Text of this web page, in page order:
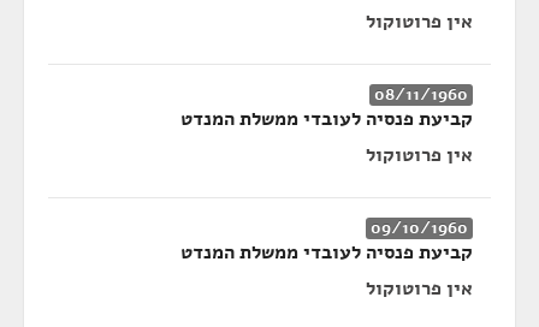
אין פרוטוקול
08/11/1960
קביעת פנסיה לעובדי ממשלת המנדט
אין פרוטוקול
09/10/1960
קביעת פנסיה לעובדי ממשלת המנדט
אין פרוטוקול